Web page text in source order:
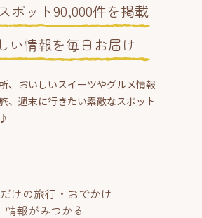
ポット90,000件を掲載
い情報を毎日お届け
、おいしいスイーツやグルメ情報
、週末に行きたい素敵なスポット
けの旅行・おでかけ
情報がみつかる